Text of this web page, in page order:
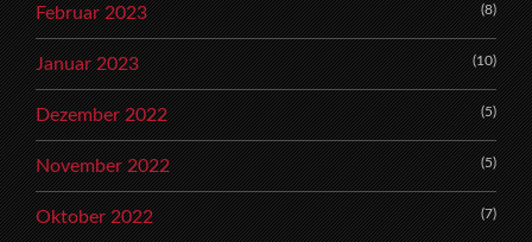
Februar 2023 (8)
Januar 2023 (10)
Dezember 2022 (5)
November 2022 (5)
Oktober 2022 (7)